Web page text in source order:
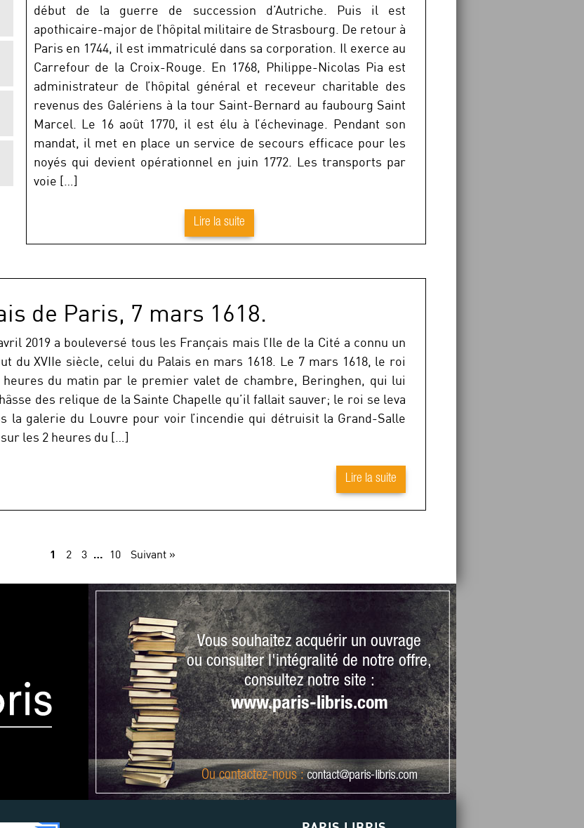
début de la guerre de succession d’Autriche. Puis il est
apothicaire-major de l’hôpital militaire de Strasbourg. De retour à
Paris en 1744, il est immatriculé dans sa corporation. Il exerce au
Carrefour de la Croix-Rouge. En 1768, Philippe-Nicolas Pia est
administrateur de l’hôpital général et receveur charitable des
revenus des Galériens à la tour Saint-Bernard au faubourg Saint
Marcel. Le 16 août 1770, il est élu à l’échevinage. Pendant son
mandat, il met en place un service de secours efficace pour les
noyés qui devient opérationnel en juin 1772. Les transports par
voie […]
Lire la suite
de Paris, 7 mars 1618.
2019 a bouleversé tous les Français mais l’Ile de la Cité a connu un
du XVIIe siècle, celui du Palais en mars 1618. Le 7 mars 1618, le roi
du matin par le premier valet de chambre, Beringhen, qui lui
des relique de la Sainte Chapelle qu’il fallait sauver; le roi se leva
la galerie du Louvre pour voir l’incendie qui détruisit la Grand-Salle
sur les 2 heures du […]
Lire la suite
1 2 3 … 10 Suivant »
Vous souhaitez acquérir un ouvrage
ou consulter l'intégralité de notre offre,
consultez notre site :
www.paris-libris.com
Oucontactez-nous: